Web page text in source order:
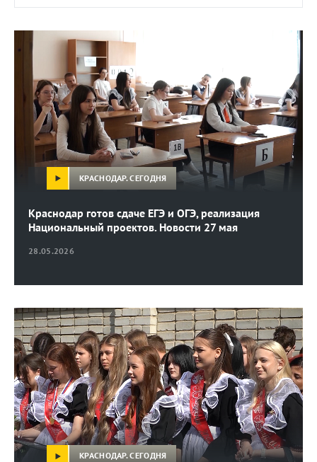
28.05.2026
Краснодар готов сдаче ЕГЭ и ОГЭ, реализация
Национальный проектов. Новости 27 мая
КРАСНОДАР. СЕГОДНЯ
КРАСНОДАР. СЕГОДНЯ